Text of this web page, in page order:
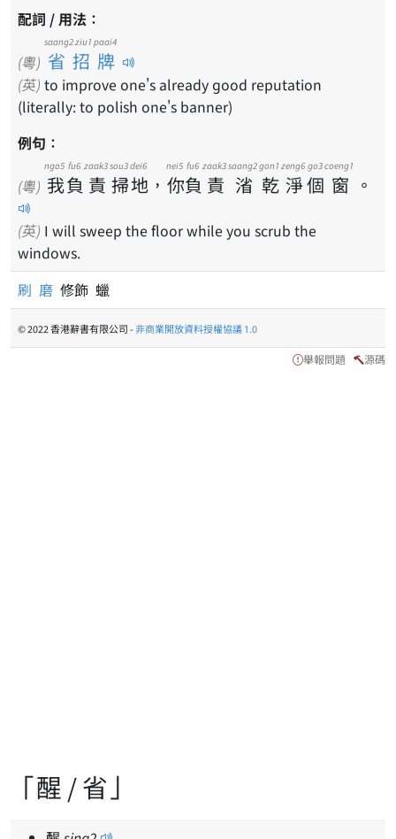
配詞 / 用法：
(粵) 省招牌
saang2 ziu1 paai4
(英) to improve one's already good reputation
(literally: to polish one's banner)
例句：
(粵) 我
ngo5
負
fu6
責
zaak3
掃
sou3
地
dei6
， 你
nei5
負
fu6
責
zaak3
渻
saang2
乾
gon1
淨
zeng6
個
go3
窗
coeng1
。
(英) I will sweep the floor while you scrub the
windows.
刷 磨 修飾 蠟
© 2022 香港辭書有限公司 -非商業開放資料授權協議 1.0
舉報問題 源碼
「醒 / 省」